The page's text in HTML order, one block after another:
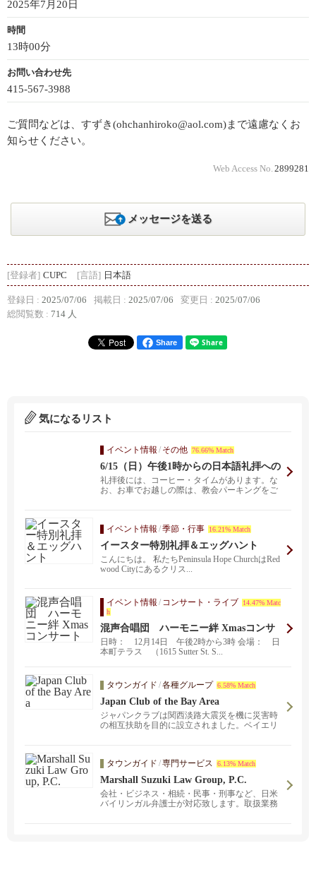
2025年7月20日
時間
13時00分
お問い合わせ先
415-567-3988
ご質問などは、すずき(ohchanhiroko@aol.com)まで遠慮なくお
知らせください。
Web Access No. 2899281
メッセージを送る
[登録者] CUPC [言語] 日本語
登録日 : 2025/07/06 掲載日 : 2025/07/06 変更日 : 2025/07/06
総閲覧数 : 714 人
Share
気になるリスト
イベント情報 / その他 76.66% Match
6/15（日）午後1時からの日本語礼拝への
お誘い
礼拝後には、コーヒー・タイムがあります。な
お、お車でお越しの際は、教会パーキングをご
イベント情報 /季節・行事 16.21% Match
イースター特別礼拝＆エッグハント
こんにちは。 私たちPeninsula Hope ChurchはRed
wood Cityにあるクリス...
イベント情報 / コンサート・ライブ
14.47% Matc
h
混声合唱団 ハーモニー絆 Xmasコンサ
ート
日時： 12月14日 午後2時から3時 会場： 日
本町テラス （1615 Sutter St. S...
タウンガイド /各種グループ 6.58% Match
Japan Club of the Bay Area
ジャパンクラブは関西淡路大震災を機に災害時
の相互扶助を目的に設立されました。ベイエリ
タウンガイド /専門サービス 6.13% Match
Marshall Suzuki Law Group, P.C.
会社・ビジネス・相続・民事・刑事など、日米
バイリンガル弁護士が対応致します。取扱業務